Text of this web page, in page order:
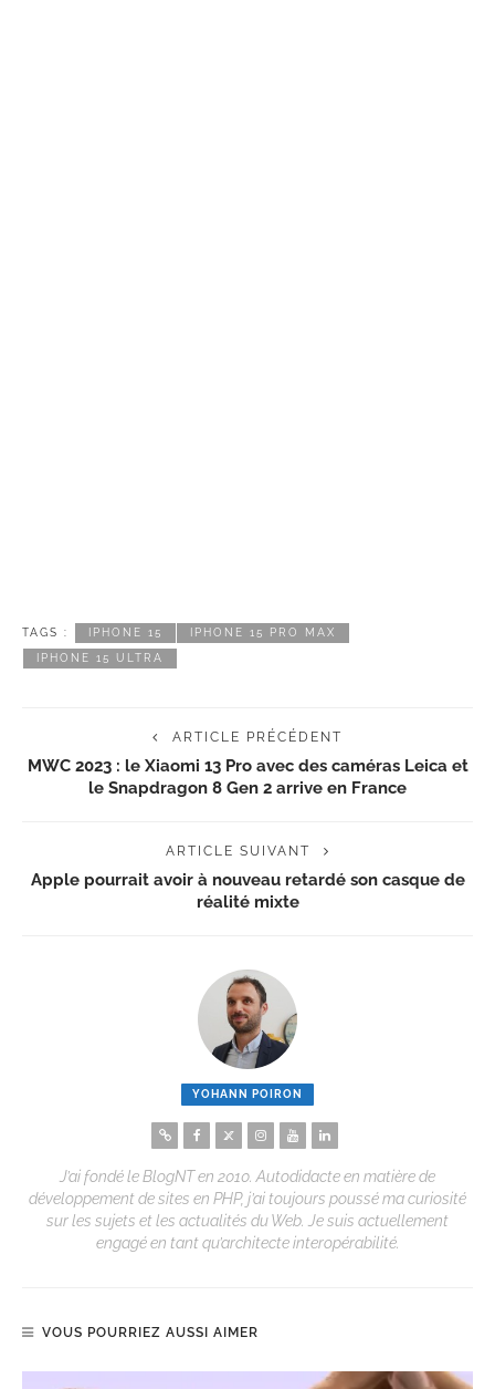
TAGS : IPHONE 15 IPHONE 15 PRO MAX
IPHONE 15 ULTRA
ARTICLE PRÉCÉDENT
MWC 2023 : le Xiaomi 13 Pro avec des caméras Leica et
le Snapdragon 8 Gen 2 arrive en France
ARTICLE SUIVANT
Apple pourrait avoir à nouveau retardé son casque de
réalité mixte
YOHANN POIRON
J’ai fondé le BlogNT en 2010. Autodidacte en matière de
développement de sites en PHP, j’ai toujours poussé ma curiosité
sur les sujets et les actualités du Web. Je suis actuellement
engagé en tant qu’architecte interopérabilité.
VOUS POURRIEZ AUSSI AIMER